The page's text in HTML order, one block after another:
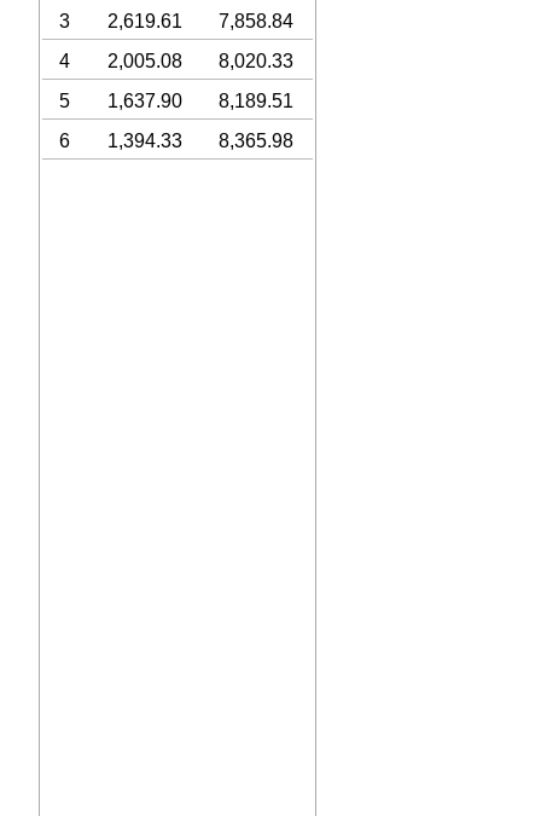
3 2,619.61
7,858.84
4
2,005.08
8,020.33
5
1,637.90
8,189.51
6
1,394.33 8,365.98